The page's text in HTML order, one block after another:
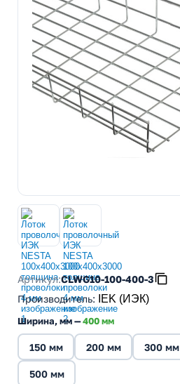
Артикул:CLWG10-100-400-3
Производитель: IEK (ИЭК)
Ширина, мм —400 мм
150 мм 200 мм 300 мм
500 мм